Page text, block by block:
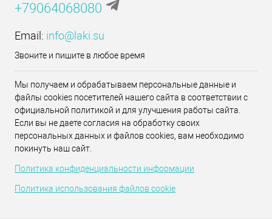
+79064068080
Email: info@laki.su
Звоните и пишите в любое время
Мы получаем и обрабатываем персональные данные и
файлы cookies посетителей нашего сайта в соответствии с
официальной политикой и для улучшения работы сайта.
Если вы не даете согласия на обработку своих
персональных данных и файлов cookies, вам необходимо
покинуть наш сайт.
Политика конфиденциальности информации
Политика использования файлов cookie